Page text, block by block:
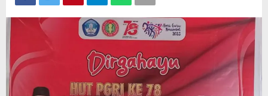
Belajar
Mengajar